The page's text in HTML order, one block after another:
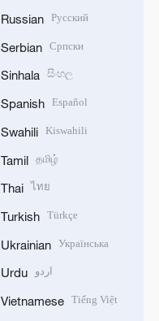
Russian Русский
Serbian Српски
Sinhala සිංහල
Spanish Español
Swahili Kiswahili
Tamil தமிழ்
Thai ไทย
Turkish Türkçe
Ukrainian Українська
Urdu اردو
Vietnamese Tiếng Việt